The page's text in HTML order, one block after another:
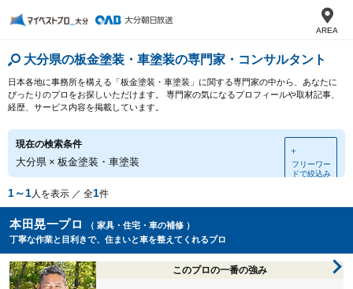
AREA
大分県の板金塗装・車塗装の専門家・コンサルタント
日本各地に事務所を構える「板金塗装・車塗装」に関する専門家の中から、あなたに
ぴったりのプロをお探しいただけます。 専門家の気になるプロフィールや取材記事、
経歴、サービス内容を掲載しています。
現在の検索条件
大分県 × 板金塗装・車塗装
＋
フリーワー
ドで絞込み
1～1人を表示 ／ 全1件
本田晃一プロ
（ 家具・住宅・車の補修 ）
丁寧な作業と目利きで、住まいと車を整えてくれるプロ
このプロの一番の強み